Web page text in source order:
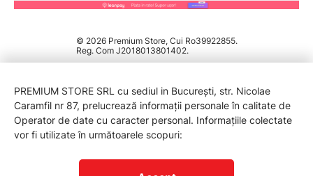
© 2026 Premium Store, Cui Ro39922855.
Reg. Com J2018013801402.
PREMIUM STORE SRL cu sediul in București, str. Nicolae
Caramfil nr 87, prelucrează informații personale în calitate de
Operator de date cu caracter personal. Informațiile colectate
vor fi utilizate în următoarele scopuri: